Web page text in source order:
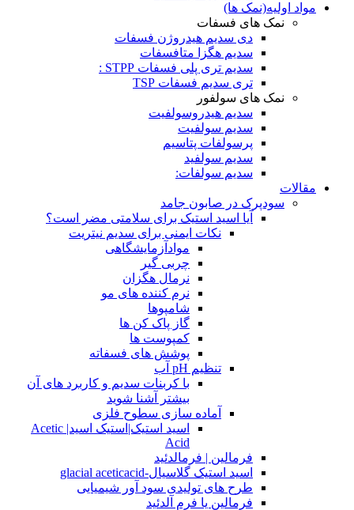
مواد اولیه(نمک ها)
نمک های فسفات
دی سدیم هیدروژن فسفات
سدیم هگزا متافسفات
سدیم تری پلی فسفات STPP :
تری سدیم فسفات TSP
نمک های سولفور
سدیم هیدروسولفیت
سدیم سولفیت
پرسولفات پتاسیم
سدیم سولفید
سدیم سولفات:
مقالات
سودپرک در صابون جامد
آیا اسید استیک برای سلامتی مضر است؟
نکات ایمنی برای سدیم نیتریت
موادآزمایشگاهی
چربی گیر
نرمال هگزان
نرم کننده های مو
شامپوها
گاز پاک کن ها
کمپوست ها
پوشش های فسفاته
تنظیم pH آب
با کربنات سدیم و کاربرد های آن
بیشتر آشنا شوید
آماده سازی سطوح فلزی
اسید استیک|استیک اسید| Acetic
Acid
فرمالین | فرمالدئید
اسید استیک گلاسیال-glacial aceticacid
طرح های تولیدی سود آور شیمیایی
فرمالین یا فرم آلدئید